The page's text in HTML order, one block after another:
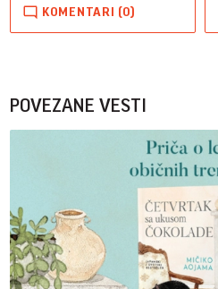
KOMENTARI (0)
POVEZANE VESTI